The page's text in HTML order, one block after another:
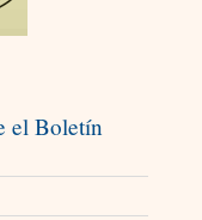
el Boletín